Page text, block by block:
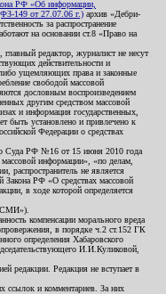
РФ «Об информации,
149 от 27.07.06 г.) архив «Дебри-
за распространение
на основании ст.8 «Право на
редактор, журналист не несут
действительности и
ущемляющих права и законные
свободой массовой
дословным воспроизведением
другим средством массовой
и информация государственных,
быть установлено и привлечено к
Федерации о средствах
Суда РФ №16 от 15 июня 2010 года
информации», «по делам,
распространитель не является
Закона РФ «О средствах массовой
в ходе которой определяется
СМИ»).
компенсации морального вреда
в порядке ч.2 ст.152 ГК
определения Хабаровского
И.И.Куликовой,
редакции. Редакция не вступает в
ссылок и комментариев. За них